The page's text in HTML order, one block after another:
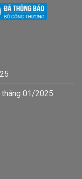
tháng 01/2025